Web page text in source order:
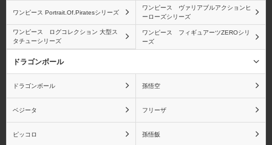
ワンピース Portrait.Of.Piratesシリーズ
ワンピース ヴァリアブルアクションヒ
ーローズシリーズ
ワンピース ログコレクション 大型ス
タチューシリーズ
ワンピース フィギュアーツZEROシリ
ーズ
ドラゴンボール
ドラゴンボール 孫悟空
ベジータ フリーザ
ピッコロ 孫悟飯